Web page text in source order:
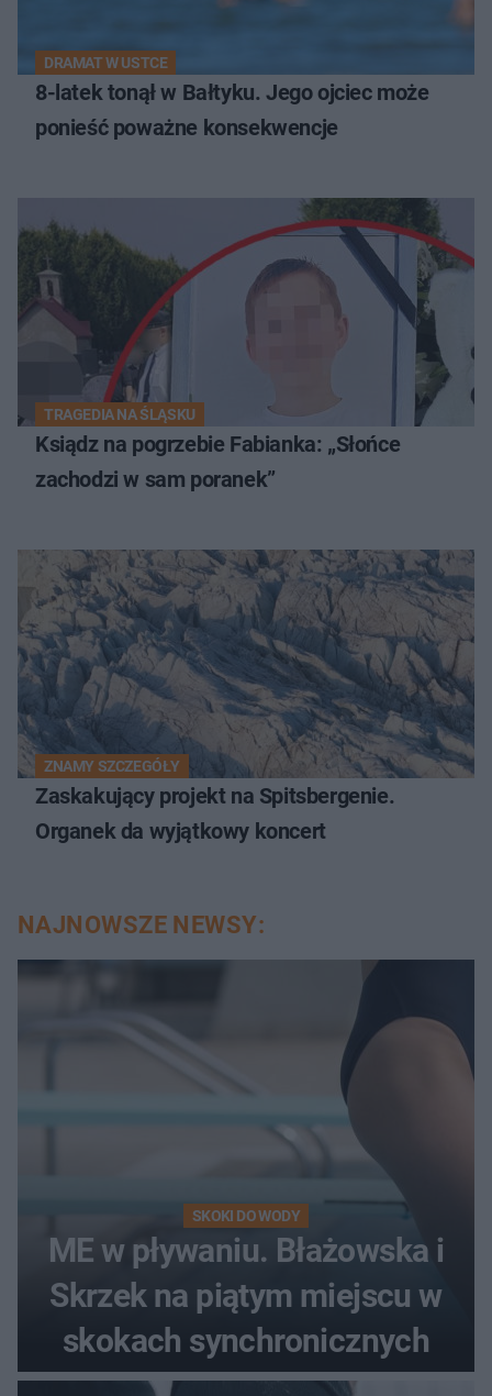
DRAMAT W USTCE
8-latek tonął w Bałtyku. Jego ojciec może
ponieść poważne konsekwencje
TRAGEDIA NA ŚLĄSKU
Ksiądz na pogrzebie Fabianka: „Słońce
zachodzi w sam poranek”
ZNAMY SZCZEGÓŁY
Zaskakujący projekt na Spitsbergenie.
Organek da wyjątkowy koncert
NAJNOWSZE NEWSY:
SKOKI DO WODY
ME w pływaniu. Błażowska i
Skrzek na piątym miejscu w
skokach synchronicznych